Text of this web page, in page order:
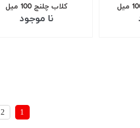
کلاب چلنج 100 میل
نا موجود
1
2